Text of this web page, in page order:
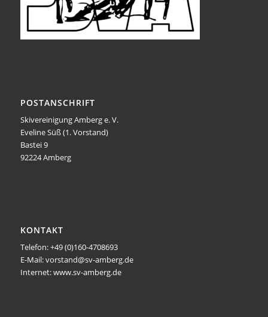
POSTANSCHRIFT
Skivereinigung Amberg e. V.
Eveline Süß (1. Vorstand)
Bastei 9
92224 Amberg
KONTAKT
Telefon: +49 (0)160-4708693
E-Mail: vorstand@sv-amberg.de
Internet: www.sv-amberg.de